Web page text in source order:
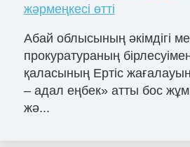
жәрмеңкесі өтті
Абай облысының әкімдігі
прокуратураның
қаласының Ертіс
– адал еңбек» атты бос
жә...